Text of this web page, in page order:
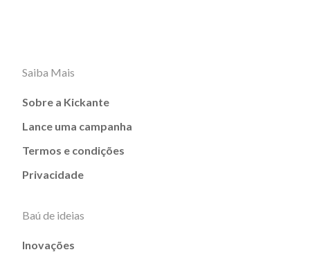
Saiba Mais
Sobre a Kickante
Lance uma campanha
Termos e condições
Privacidade
Baú de ideias
Inovações